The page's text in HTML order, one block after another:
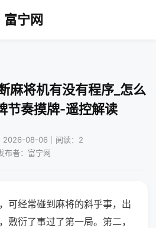
富宁网
麻将机有没有程序_怎么
节奏摸牌-遥控解读
2026-08-06｜阅读：2
布者：富宁网
可经常碰到麻将的斜乎事，出
敷衍了事过了第一局。第二，